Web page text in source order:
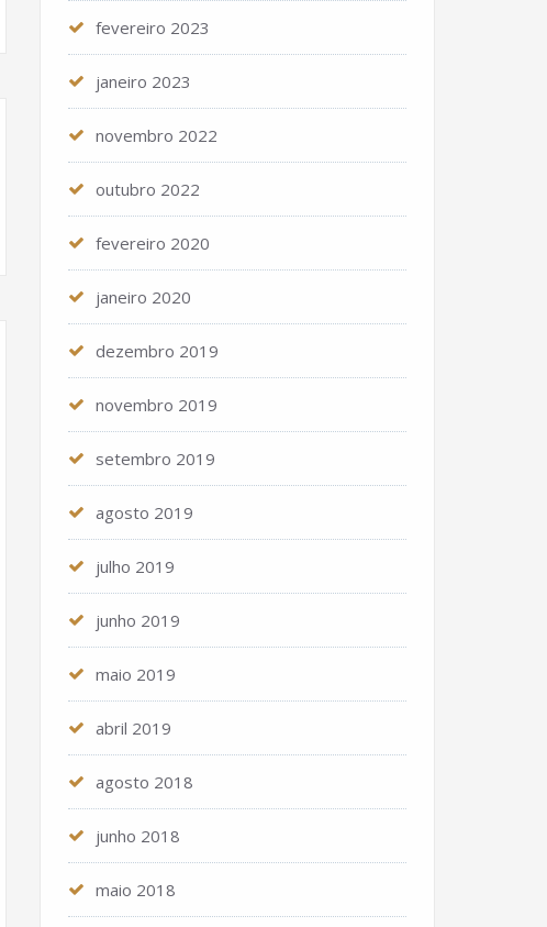
fevereiro 2023
janeiro 2023
novembro 2022
outubro 2022
fevereiro 2020
janeiro 2020
dezembro 2019
novembro 2019
setembro 2019
agosto 2019
julho 2019
junho 2019
maio 2019
abril 2019
agosto 2018
junho 2018
maio 2018